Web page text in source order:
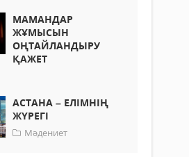
МАМАНДАР
ЖҰМЫСЫН
ОҢТАЙЛАНДЫРУ
ҚАЖЕТ
АСТАНА – ЕЛІМНІҢ
ЖҮРЕГІ
Мәдениет